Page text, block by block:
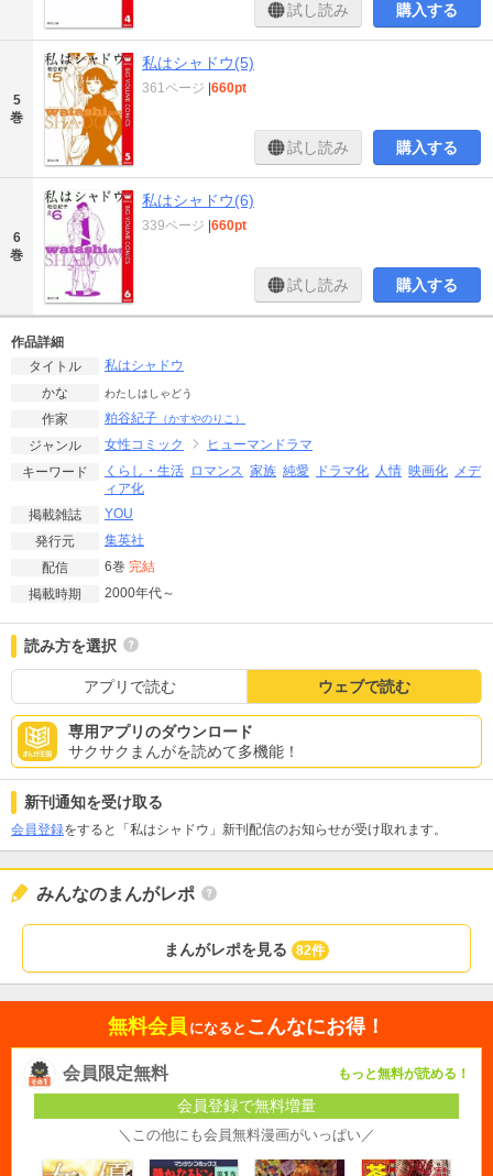
試し読み 購入する
5
巻
私はシャドウ(5)
361ページ |660pt
試し読み 購入する
6
巻
私はシャドウ(6)
339ページ |660pt
試し読み 購入する
作品詳細
タイトル
私はシャドウ
かな
わたしはしゃどう
作家 粕谷紀子 （かすやのりこ）
ジャンル 女性コミック
ヒューマンドラマ
キーワード
くらし・生活 ロマンス 家族 純愛 ドラマ化 人情 映画化 メデ
ィア化
掲載雑誌
YOU
発行元
集英社
配信
6巻 完結
掲載時期
2000年代～
読み方を選択
アプリで読む ウェブで読む
専用アプリのダウンロード
サクサクまんがを読めて多機能！
新刊通知を受け取る
会員登録をすると「私はシャドウ」新刊配信のお知らせが受け取れます。
みんなのまんがレポ
まんがレポを見る 82件
無料会員 になると こんなにお得！
会員限定無料 もっと無料が読める！
会員登録で無料増量
＼この他にも会員無料漫画がいっぱい／